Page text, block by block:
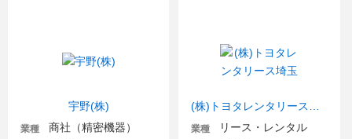
宇野(株)
業種 商社（精密機器） 業種 リース・レンタル